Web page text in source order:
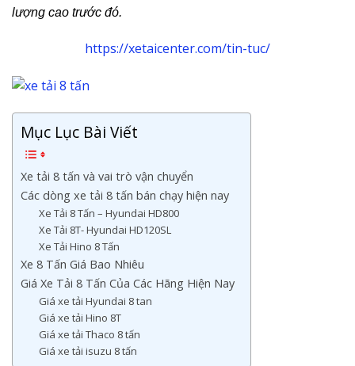
lượng cao trước đó.
https://xetaicenter.com/tin-tuc/
Mục Lục Bài Viết
Xe tải 8 tấn và vai trò vận chuyển
Các dòng xe tải 8 tấn bán chạy hiện nay
Xe Tải 8 Tấn – Hyundai HD800
Xe Tải 8T- Hyundai HD120SL
Xe Tải Hino 8 Tấn
Xe 8 Tấn Giá Bao Nhiêu
Giá Xe Tải 8 Tấn Của Các Hãng Hiện Nay
Giá xe tải Hyundai 8 tan
Giá xe tải Hino 8T
Giá xe tải Thaco 8 tấn
Giá xe tải isuzu 8 tấn